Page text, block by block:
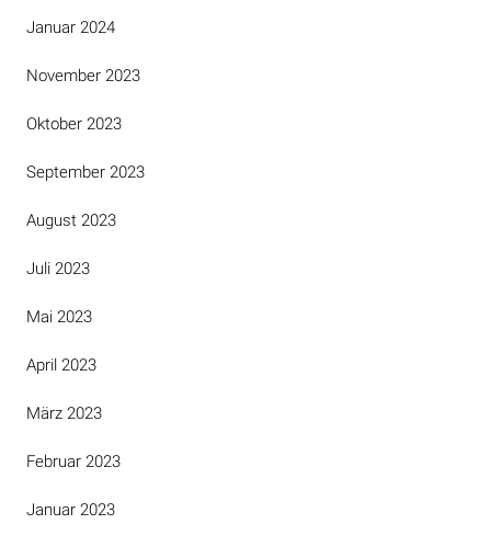
Januar 2024
November 2023
Oktober 2023
September 2023
August 2023
Juli 2023
Mai 2023
April 2023
März 2023
Februar 2023
Januar 2023